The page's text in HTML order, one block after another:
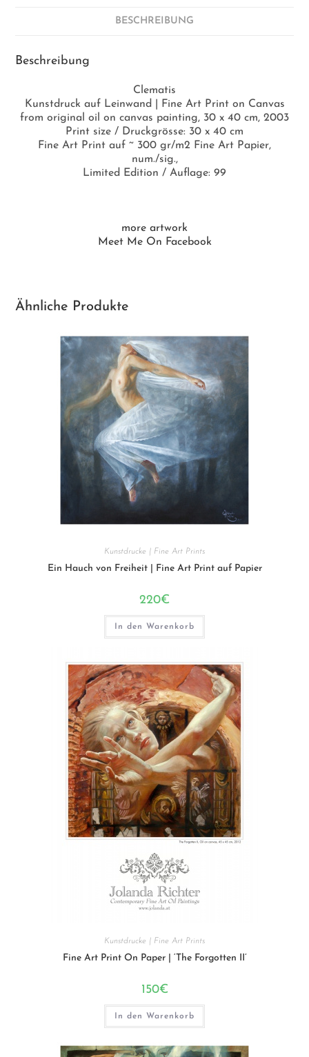
BESCHREIBUNG
Beschreibung
Clematis
Kunstdruck auf Leinwand | Fine Art Print on Canvas
from original oil on canvas painting, 30 x 40 cm, 2003
Print size / Druckgrösse: 30 x 40 cm
Fine Art Print auf ~ 300 gr/m2 Fine Art Papier,
num./sig.,
Limited Edition / Auflage: 99
more artwork
Meet Me On Facebook
Ähnliche Produkte
Kunstdrucke | Fine Art Prints
Ein Hauch von Freiheit | Fine Art Print auf Papier
220€
In den Warenkorb
Kunstdrucke | Fine Art Prints
Fine Art Print On Paper | ‘The Forgotten II’
150€
In den Warenkorb